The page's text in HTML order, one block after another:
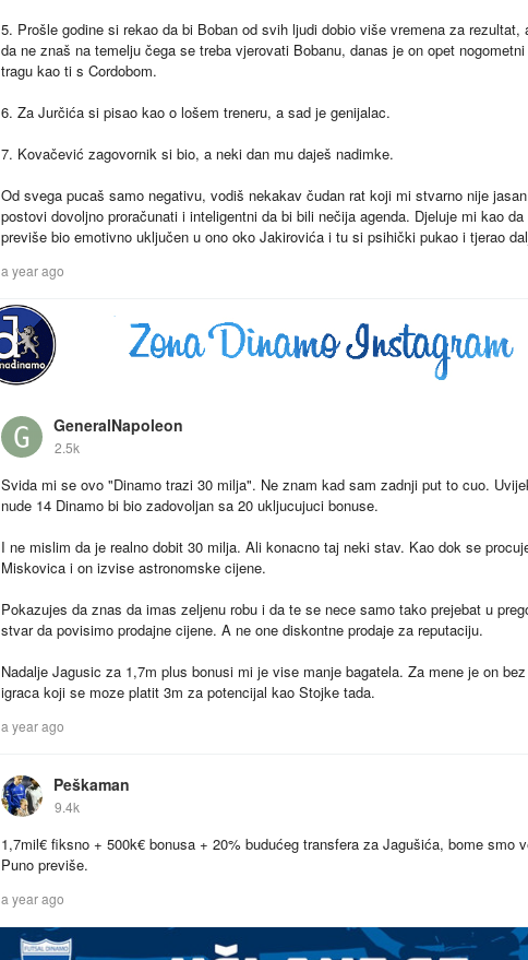
5. Prošle godine si rekao da bi Boban od svih ljudi dobio više vremena za rezultat,
da ne znaš na temelju čega se treba vjerovati Bobanu, danas je on opet
tragu kao ti s Cordobom.
6. Za Jurčića si pisao kao o lošem treneru, a sad je genijalac.
7. Kovačević zagovornik si bio, a neki dan mu daješ nadimke.
Od svega pucaš samo negativu, vodiš nekakav čudan rat koji mi stvarno nije
postovi dovoljno proračunati i inteligentni da bi bili nečija agenda. Djeluje mi kao
previše bio emotivno uključen u ono oko Jakirovića i tu si psihički pukao i tjerao
a year ago
GeneralNapoleon
2.5k
Svida mi se ovo "Dinamo trazi 30 milja". Ne znam kad sam zadnji put to cuo.
nude 14 Dinamo bi bio zadovoljan sa 20 ukljucujuci bonuse.
I ne mislim da je realno dobit 30 milja. Ali konacno taj neki stav. Kao dok se
Miskovica i on izvise astronomske cijene.
Pokazujes da znas da imas zeljenu robu i da te se nece samo tako prejebat u
stvar da povisimo prodajne cijene. A ne one diskontne prodaje za reputaciju.
Nadalje Jagusic za 1,7m plus bonusi mi je vise manje bagatela. Za mene je on
igraca koji se moze platit 3m za potencijal kao Stojke tada.
a year ago
Peškaman
9.4k
1,7mil€ fiksno + 500k€ bonusa + 20% budućeg transfera za Jagušića, bome smo
Puno previše.
a year ago